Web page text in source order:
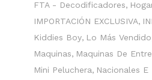
FTA - Decodificadores
IMPORTACIÓN EXCLUSIVA
Kiddies Boy Lo Más Vendido
Maquinas
Maquinas De
Mini Peluchera
Nacionales